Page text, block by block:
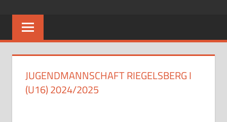
JUGENDMANNSCHAFT RIEGELSBERG I
(U16) 2024/2025